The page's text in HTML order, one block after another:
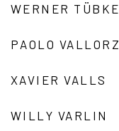
WERNER TÜBKE
PAOLO VALLORZ
XAVIER VALLS
WILLY VARLIN